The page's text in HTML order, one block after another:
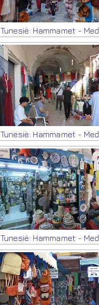
Tunesië: Hammamet -
Tunesië: Hammamet -
Tunesië: Hammamet -